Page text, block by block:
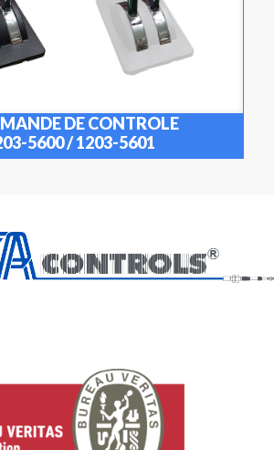
DE CONTROLE
5600 / 1203-5601